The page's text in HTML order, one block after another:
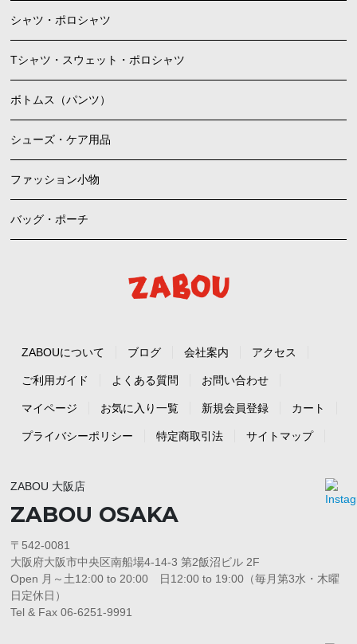
シャツ・ポロシャツ
Tシャツ・スウェット・ポロシャツ
ボトムス（パンツ）
シューズ・ケア用品
ファッション小物
バッグ・ポーチ
ZABOUについて ブログ 会社案内 アクセス
ご利用ガイド よくある質問 お問い合わせ
マイページ お気に入り一覧 新規会員登録 カート
プライバシーポリシー 特定商取引法 サイトマップ
ZABOU 大阪店
ZABOU OSAKA
〒542-0081
大阪府大阪市中央区南船場4-14-3 第2飯沼ビル 2F
Open 月～土12:00 to 20:00 日12:00 to 19:00（毎月第3水・木曜
日定休日）
Tel & Fax 06-6251-9991